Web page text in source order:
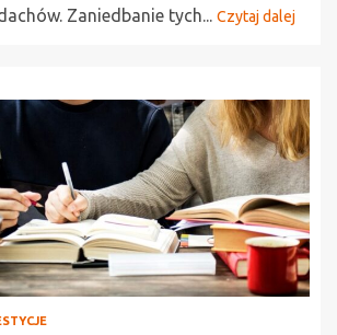
Zaniedbanie tych... Czytaj dalej